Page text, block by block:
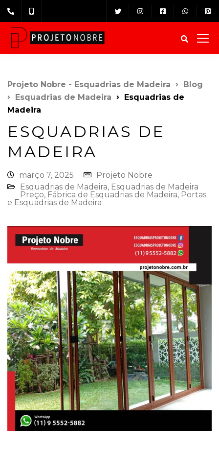
Projeto Nobre - Esquadrias de Madeira
Blog
Esquadrias de Madeira⁠
Esquadrias de
Madeira
ESQUADRIAS DE
MADEIRA
março 7, 2025
Projeto Nobre
Esquadrias de Madeira⁠, Esquadrias de Madeira
Preço, Fábrica de Esquadrias de Madeira, Portas
e Esquadrias de Madeira